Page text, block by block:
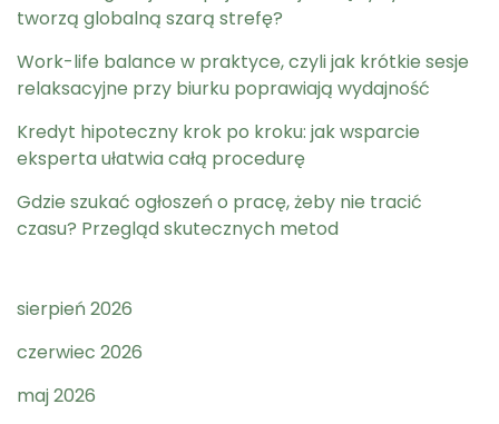
tworzą globalną szarą strefę?
Work-life balance w praktyce, czyli jak krótkie sesje
relaksacyjne przy biurku poprawiają wydajność
Kredyt hipoteczny krok po kroku: jak wsparcie
eksperta ułatwia całą procedurę
Gdzie szukać ogłoszeń o pracę, żeby nie tracić
czasu? Przegląd skutecznych metod
sierpień 2026
czerwiec 2026
maj 2026